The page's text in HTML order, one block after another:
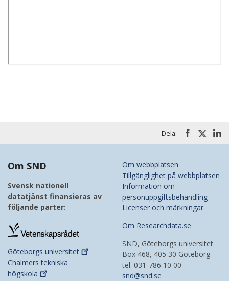
Dela:
Om SND
Svensk nationell
datatjänst finansieras av
följande parter:
Göteborgs universitet
Chalmers tekniska
högskola
Om webbplatsen
Tillgänglighet på webbplatsen
Information om
personuppgiftsbehandling
Licenser och märkningar
Om Researchdata.se
SND, Göteborgs universitet
Box 468, 405 30 Göteborg
tel. 031-786 10 00
snd@snd.se